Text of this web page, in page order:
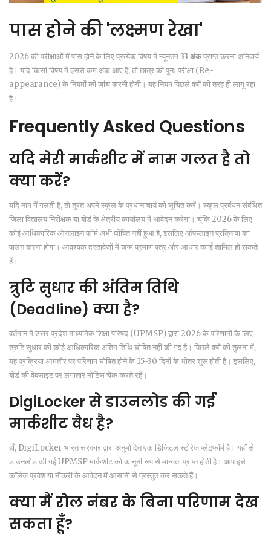
पास होने की 'लक्ष्मण रेखा'
2026 की परीक्षाओं में पास होने के लिए प्रत्येक विषय में न्यूनतम33 अंकप्राप्त करना अनिवार्य
है। यदि किसी विषय में इससे कम अंक आए हैं, तो छात्र को पुनः परीक्षा (Re-
appearance) के नियमों की जांच करनी होगी। यह नियम पिछले वर्षों की तरह ही लागू रहा
है।
Frequently Asked Questions
यदि मेरी मार्कशीट में नाम गलत है तो
क्या करें?
यदि नाम में गलती है, तो तुरंत अपने स्कूल के प्रधानाचार्य को सूचित करें। स्कूल प्रबंधन संबंधित
जिला विद्यालय निरीक्षक या बोर्ड के क्षेत्रीय कार्यालय में आवेदन करेगा। चूंकि 2026 के लिए
कोई आधिकारिक ऑनलाइन फॉर्म अभी घोषित नहीं हुआ है, इसलिए ऑफलाइन प्रक्रिया का
पालन करना होगा। आवश्यक दस्तावेजों में जन्म प्रमाण पत्र और आधार कार्ड शामिल हो सकते
हैं।
त्रुटि सुधार की अंतिम तिथि
(Deadline) क्या है?
वर्तमान में उत्तर प्रदेश माध्यमिक शिक्षा परिषद (UPMSP) द्वारा 2026 के परिणामों के लिए
त्रुटि सुधार की कोई आधिकारिक अंतिम तिथि घोषित नहीं की गई है। पिछले वर्षों की तुलना में,
यह प्रक्रिया आमतौर पर परिणाम घोषित होने के 15-30 दिनों के भीतर शुरू होती है। इसलिए,
बोर्ड की वेबसाइट पर लगातार नोटिस चेक करते रहें।
DigiLocker से डाउनलोड की गई
मार्कशीट वैध है?
हाँ, DigiLocker भारत सरकार द्वारा अनुमोदित एक डिजिटल स्टोरेज प्लेटफॉर्म है। यहाँ से
डाउनलोड की गई UPMSP मार्कशीट को कानूनी रूप से मान्यता प्राप्त होती है। आप इसे
कॉलेज प्रवेश या नौकरी के आवेदन में आसानी से प्रस्तुत कर सकते हैं।
क्या मैं रोल नंबर के बिना परिणाम देख
सकता हूँ?